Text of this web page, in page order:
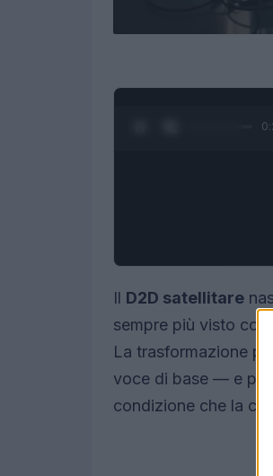
Il D2D satellitare
sempre più visto
La trasformazione
voce di base — e
condizione che la